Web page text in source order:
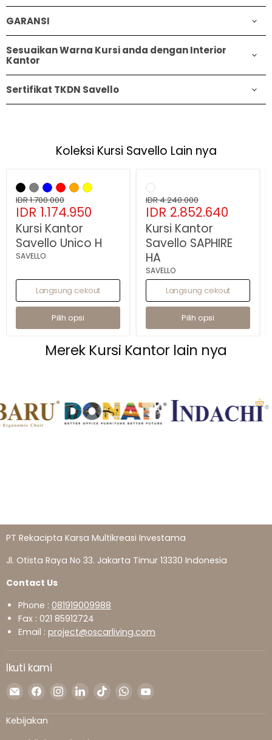
GARANSI
Sesuaikan Warna Kursi anda dengan Interior
Kantor
Sertifikat TKDN Savello
Koleksi Kursi Savello Lain nya
Kursi
Kantor
Savello
Unico
H
Harga
asli
IDR 1.700.000
Harga
sekarang
IDR 1.174.950
Kursi Kantor
Savello Unico H
SAVELLO
Langsung cekout
Pilih opsi
Kursi
Kantor
Savello
SAPHIRE
HA
Harga
asli
IDR 4.240.000
Harga
sekarang
IDR 2.852.640
Kursi Kantor
Savello SAPHIRE
HA
SAVELLO
Langsung cekout
Pilih opsi
Merek Kursi Kantor lain nya
PT Rekacipta Karsa Multikreasi Investama
Jl. Otista Raya No 33. Jakarta Timur 13330 Indonesia
Contact Us
Phone : 081919009988
Fax : 021 85912724
Email : project@oscarliving.com
Ikuti kami
Temukan
di
Surel
TemukanTemukanTemukanTemukanTemukan
Kebijakan